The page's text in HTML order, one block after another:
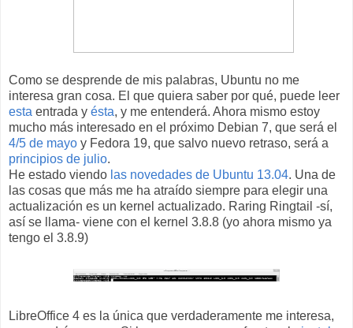
Como se desprende de mis palabras, Ubuntu no me
interesa gran cosa. El que quiera saber por qué, puede leer
esta entrada y ésta, y me entenderá. Ahora mismo estoy
mucho más interesado en el próximo Debian 7, que será el
4/5 de mayo y Fedora 19, que salvo nuevo retraso, será a
principios de julio.
He estado viendo las novedades de Ubuntu 13.04. Una de
las cosas que más me ha atraído siempre para elegir una
actualización es un kernel actualizado. Raring Ringtail -sí,
así se llama- viene con el kernel 3.8.8 (yo ahora mismo ya
tengo el 3.8.9)
LibreOffice 4 es la única que verdaderamente me interesa,